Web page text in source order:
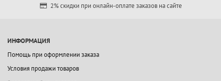
2% скидки при онлайн-оплате заказов на сайте
ИНФОРМАЦИЯ
Помощь при оформлении заказа
Условия продажи товаров